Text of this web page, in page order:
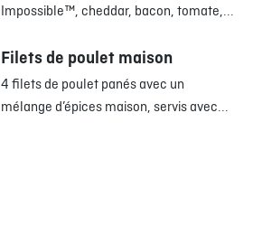
Impossible™, cheddar, bacon, tomate,...
Filets de poulet maison
4 filets de poulet panés avec un
mélange d’épices maison, servis avec...